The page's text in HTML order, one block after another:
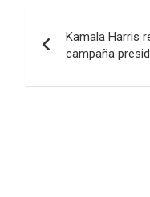
de
entradas
Kamala Harris
campaña